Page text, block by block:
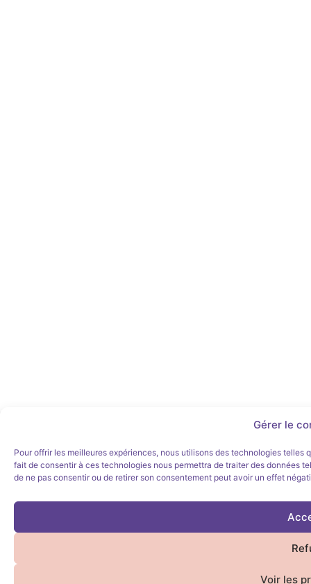
Gérer le
Pour offrir les meilleures expériences, nous utilisons des technologies
fait de consentir à ces technologies nous permettra de traiter des données
de ne pas consentir ou de retirer son consentement peut avoir un effet
Voir les